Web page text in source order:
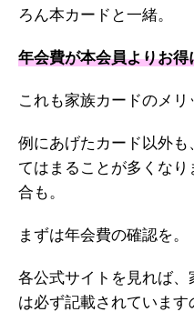
ろん本カードと一緒。
年会費が本会員よりお得
これも家族カードのメリ
例にあげたカード以外
てはまることが多くな
合も。
まずは年会費の確認を。
各公式サイトを見れば
は必ず記載されていま